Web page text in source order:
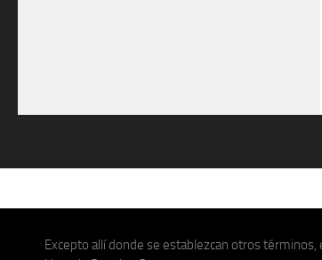
Excepto allí donde se establezcan otros